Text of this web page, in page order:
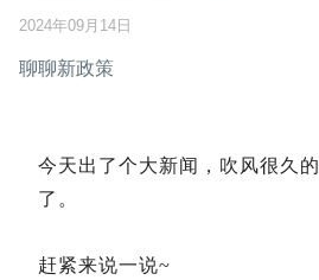
2024年09月14日
聊聊新政策
今天出了个大新闻，吹风很久的
了。
赶紧来说一说~